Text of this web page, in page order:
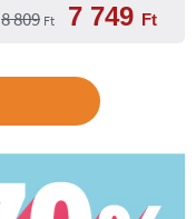
8 809 Ft 7 749 Ft